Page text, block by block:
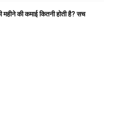
की कमाई कितनी होती है? सच